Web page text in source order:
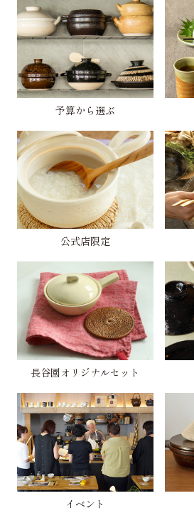
予算から選ぶ
公式店限定
長谷園オリジナルセット
イベント